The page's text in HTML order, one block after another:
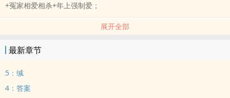
+冤家相爱相杀+年上强制爱；
展开全部
最新章节
5：缄
4：答案